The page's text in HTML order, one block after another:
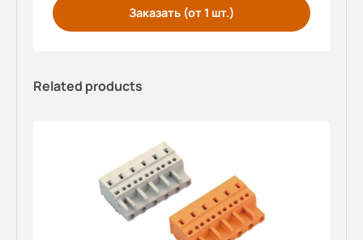
Заказать (от 1 шт.)
Related products